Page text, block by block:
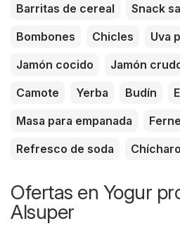
Barritas de cereal
Snack
Bombones
Chicles Uva
Jamón cocido
Jamón
Camote
Yerba Budín
Masa para empanada
Refresco de soda
Ofertas en Yogur
Alsuper